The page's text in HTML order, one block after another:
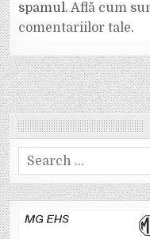
spamul.Află cum
comentariilor tale.
Search
for: